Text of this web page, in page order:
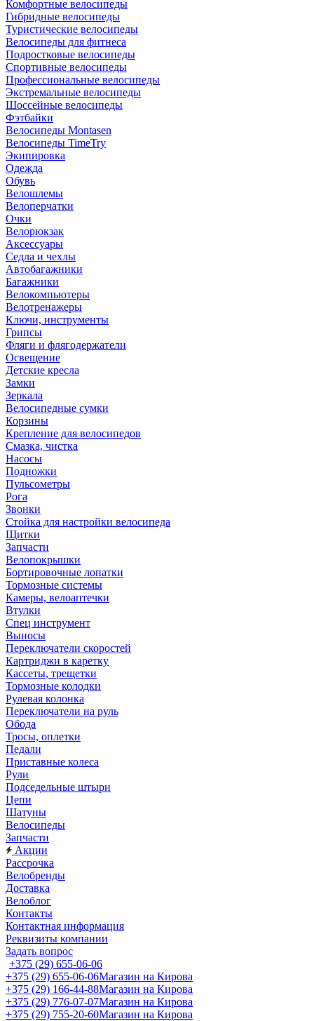
Комфортные велосипеды
Гибридные велосипеды
Туристические велосипеды
Велосипеды для фитнеса
Подростковые велосипеды
Спортивные велосипеды
Профессиональные велосипеды
Экстремальные велосипеды
Шоссейные велосипеды
Фэтбайки
Велосипеды Montasen
Велосипеды TimeTry
Экипировка
Одежда
Обувь
Велошлемы
Велоперчатки
Очки
Велорюкзак
Аксессуары
Седла и чехлы
Автобагажники
Багажники
Велокомпьютеры
Велотренажеры
Ключи, инструменты
Грипсы
Фляги и флягодержатели
Освещение
Детские кресла
Замки
Зеркала
Велосипедные сумки
Корзины
Крепление для велосипедов
Смазка, чистка
Насосы
Подножки
Пульсометры
Рога
Звонки
Стойка для настройки велосипеда
Щитки
Запчасти
Велопокрышки
Бортировочные лопатки
Тормозные системы
Камеры, велоаптечки
Втулки
Спец инструмент
Выносы
Переключатели скоростей
Картриджи в каретку
Кассеты, трещетки
Тормозные колодки
Рулевая колонка
Переключатели на руль
Обода
Тросы, оплетки
Педали
Приставные колеса
Рули
Подседельные штыри
Цепи
Шатуны
Велосипеды
Запчасти
Акции
Рассрочка
Велобренды
Доставка
Велоблог
Контакты
Контактная информация
Реквизиты компании
Задать вопрос
+375 (29) 655-06-06
+375 (29) 655-06-06Магазин на Кирова
+375 (29) 166-44-88Магазин на Кирова
+375 (29) 776-07-07Магазин на Кирова
+375 (29) 755-20-60Магазин на Кирова